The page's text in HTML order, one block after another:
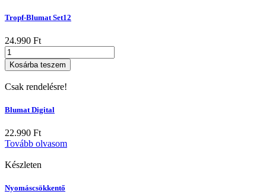
Tropf-Blumat Set12
24.990 Ft
Tropf-
Blumat
Set12
mennyiség
Kosárba teszem
Csak rendelésre!
Blumat Digital
22.990 Ft
Tovább olvasom
Készleten
Nyomáscsökkentő